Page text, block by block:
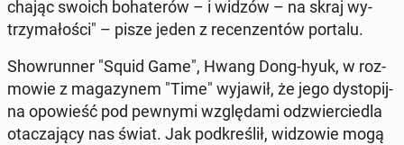
cha­jąc swoich bo­ha­te­rów – i widzów – na skraj wy­
trzy­ma­ło­ści" – pisze jeden z re­cen­zen­tów portalu.
Show­run­ner "Squid Game", Hwang Dong-hyuk, w roz­
mo­wie z ma­ga­zy­nem "Time" wyjawił, że jego dys­to­pij­
na opo­wieść pod pewnymi wzglę­da­mi od­zwier­cie­dla
ota­cza­ją­cy nas świat. Jak pod­kre­ślił, wi­dzo­wie mogą